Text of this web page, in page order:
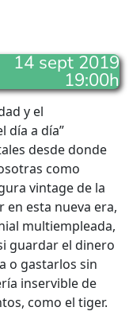
14 sept 2019
19:00h
y el
día a día”
desde donde
como
vintage de la
esta nueva era,
multiempleada,
guardar el dinero
o gastarlos sin
inservible de
como el tiger.